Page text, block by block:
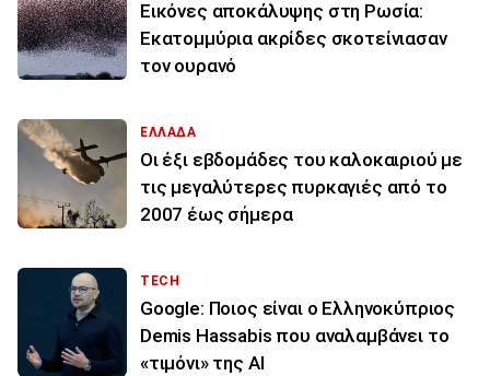
Εικόνες αποκάλυψης στη Ρωσία:
Εκατομμύρια ακρίδες σκοτείνιασαν
τον ουρανό
ΕΛΛΑΔΑ
Οι έξι εβδομάδες του καλοκαιριού με
τις μεγαλύτερες πυρκαγιές από το
2007 έως σήμερα
TECH
Google: Ποιος είναι ο Ελληνοκύπριος
Demis Hassabis που αναλαμβάνει το
«τιμόνι» της ΑΙ